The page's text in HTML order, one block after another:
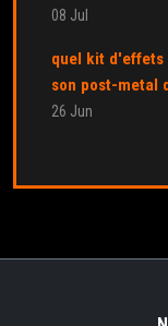
08 Jul
quel kit d'effets
son post-metal
26 Jun